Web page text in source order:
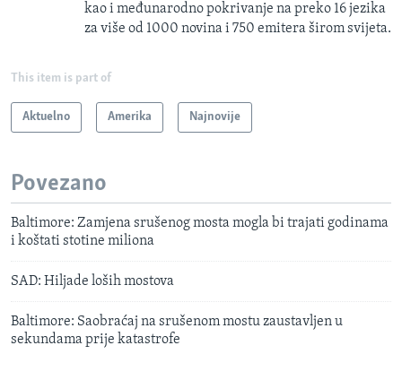
kao i međunarodno pokrivanje na preko 16 jezika
za više od 1000 novina i 750 emitera širom svijeta.
This item is part of
Aktuelno Amerika Najnovije
Povezano
Baltimore: Zamjena srušenog mosta mogla bi trajati godinama
i koštati stotine miliona
SAD: Hiljade loših mostova
Baltimore: Saobraćaj na srušenom mostu zaustavljen u
sekundama prije katastrofe